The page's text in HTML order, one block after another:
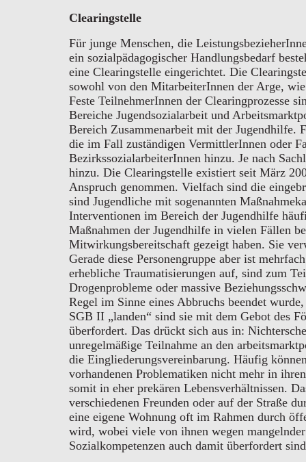
Clearingstelle
Für junge Menschen, die
ein sozialpädagogischer Handlungsbedarf
eine Clearingstelle eingerichtet. Die
sowohl von den MitarbeiterInnen der Arge,
Feste TeilnehmerInnen der Clearingprozesse
Bereiche Jugendsozialarbeit und
Bereich Zusammenarbeit mit der Jugendhilfe.
die im Fall zuständigen VermittlerInnen oder
BezirkssozialarbeiterInnen hinzu. Je nach
hinzu. Die Clearingstelle existiert seit März
Anspruch genommen. Vielfach sind die
sind Jugendliche mit sogenannten
Interventionen im Bereich der Jugendhilfe
Maßnahmen der Jugendhilfe in vielen Fällen
Mitwirkungsbereitschaft gezeigt haben. Sie
Gerade diese Personengruppe aber ist
erhebliche Traumatisierungen auf, sind zum
Drogenprobleme oder massive
Regel im Sinne eines Abbruchs beendet
SGB II „landen“ sind sie mit dem Gebot des
überfordert. Das drückt sich aus in:
unregelmäßige Teilnahme an den
die Eingliederungsvereinbarung. Häufig
vorhandenen Problematiken nicht mehr in
somit in eher prekären Lebensverhältnissen.
verschiedenen Freunden oder auf der Straße
eine eigene Wohnung oft im Rahmen durch
wird, wobei viele von ihnen wegen
Sozialkompetenzen auch damit überfordert